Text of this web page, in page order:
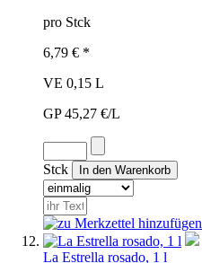
pro Stck
6,79 € *
VE 0,15 L
GP 45,27 €/L
Stck
La Estrella rosado, 1 l